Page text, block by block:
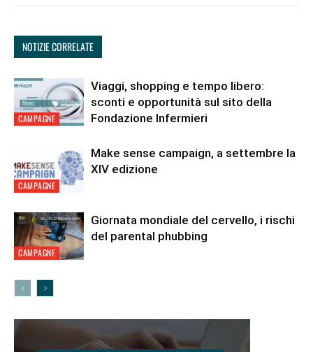
NOTIZIE CORRELATE
CAMPAGNE
Viaggi, shopping e tempo libero:
sconti e opportunità sul sito della
Fondazione Infermieri
CAMPAGNE
Make sense campaign, a settembre la
XIV edizione
CAMPAGNE
Giornata mondiale del cervello, i rischi
del parental phubbing